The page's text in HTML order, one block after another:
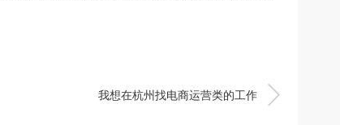

我想在杭州找电商运营类的工作